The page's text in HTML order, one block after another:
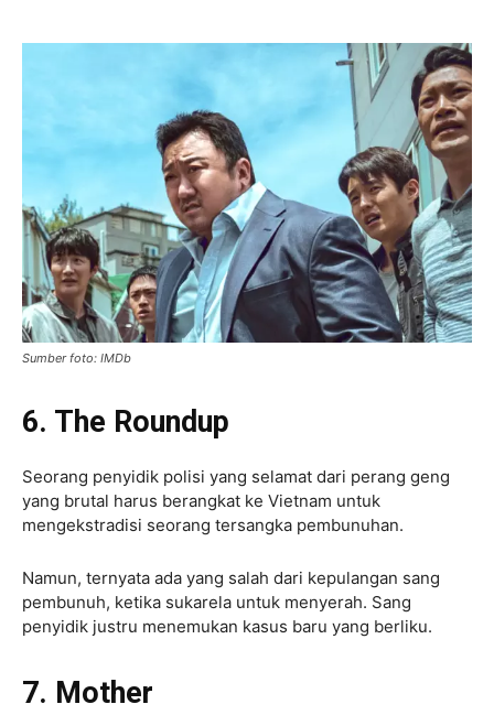
Sumber foto: IMDb
6. The Roundup
Seorang penyidik ​​polisi yang selamat dari perang geng
yang brutal harus berangkat ke Vietnam untuk
mengekstradisi seorang tersangka pembunuhan.
Namun, ternyata ada yang salah dari kepulangan sang
pembunuh, ketika sukarela untuk menyerah. Sang
penyidik justru menemukan kasus baru yang berliku.
7. Mother